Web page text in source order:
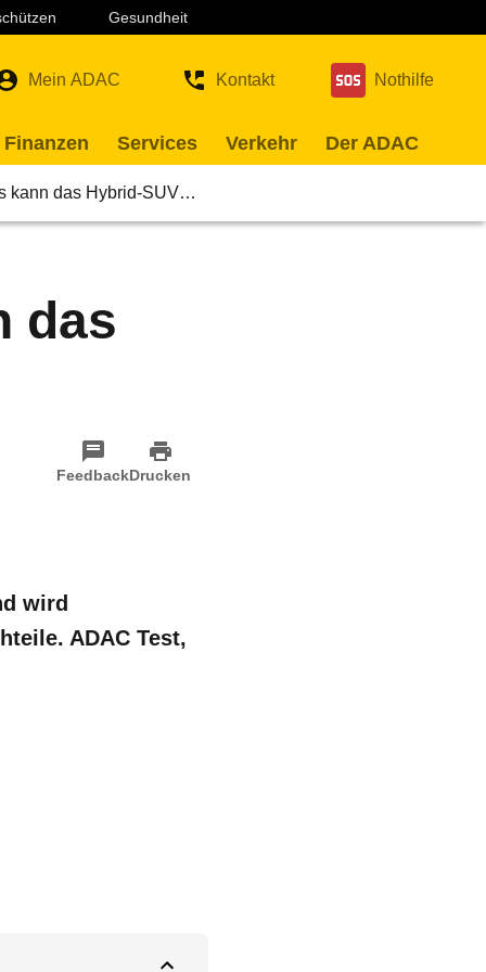
Gesundheit
Mein ADAC Kontakt Nothilfe
Services Verkehr Der ADAC
kann das Hybrid-SUV…
das
FeedbackDrucken
wird
ADAC Test,